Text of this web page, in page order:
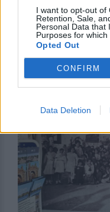
I want to opt-out of
Retention, Sale,
Personal Data that
Purposes for which
Opted Out
CONFIRM
Data Deletion